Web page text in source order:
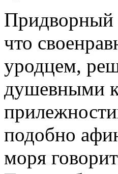
Придворный
что
уродцем,
душевными
подобно
моря